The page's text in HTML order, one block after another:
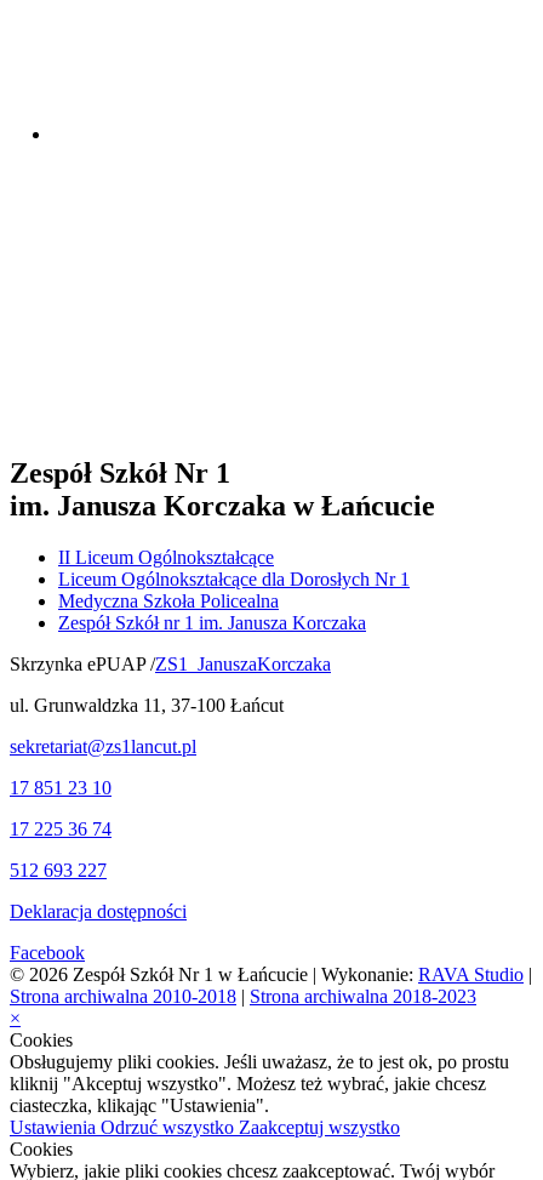
Zespół Szkół Nr 1
im. Janusza Korczaka w Łańcucie
II Liceum Ogólnokształcące
Liceum Ogólnokształcące dla Dorosłych Nr 1
Medyczna Szkoła Policealna
Zespół Szkół nr 1 im. Janusza Korczaka
Skrzynka ePUAP /ZS1_JanuszaKorczaka
ul. Grunwaldzka 11, 37-100 Łańcut
sekretariat@zs1lancut.pl
17 851 23 10
17 225 36 74
512 693 227
Deklaracja dostępności
Facebook
© 2026 Zespół Szkół Nr 1 w Łańcucie | Wykonanie: RAVA Studio |
Strona archiwalna 2010-2018 | Strona archiwalna 2018-2023
×
Cookies
Obsługujemy pliki cookies. Jeśli uważasz, że to jest ok, po prostu
kliknij "Akceptuj wszystko". Możesz też wybrać, jakie chcesz
ciasteczka, klikając "Ustawienia".
Ustawienia Odrzuć wszystko Zaakceptuj wszystko
Cookies
Wybierz, jakie pliki cookies chcesz zaakceptować. Twój wybór